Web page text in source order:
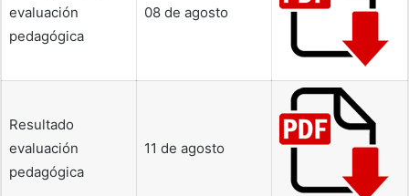
evaluación
pedagógica
08 de agosto
Resultado
evaluación
pedagógica
11 de agosto